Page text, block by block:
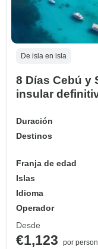
De isla en isla
8 Días Cebú y
insular
Duración
Destinos
Franja de edad
Islas
Idioma
Operador
Desde
€1,123
por